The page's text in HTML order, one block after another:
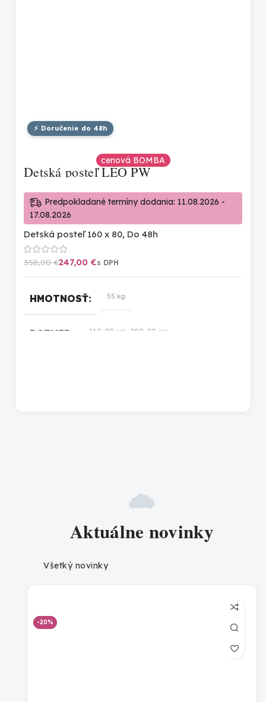
cenová BOMBA
Detská posteľ LEO PW
Predpokladané termíny dodania: 11.08.2026 -
17.08.2026
Detská posteľ 160 x 80, Do 48h
358,00€247,00 €
HMOTNOSŤ 55 kg
ROZMER 160×80 cm, 200×90 cm
Aktuálne novinky
Všetký novinky
-20%